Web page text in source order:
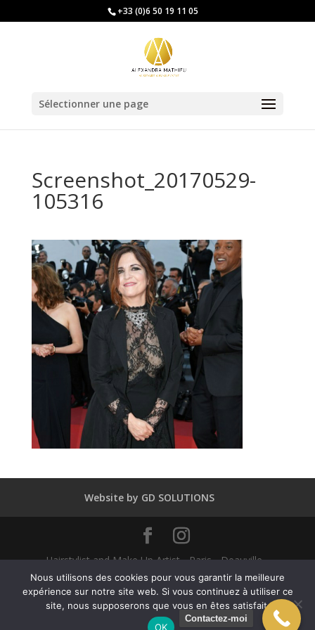
+33 (0)6 50 19 11 05
Sélectionner une page
Screenshot_20170529-
105316
Website by GD SOLUTIONS
Hairstylist and Make Up Artist - Paris - Deauville -
Dubaï - New York - Alexandra Mathieu 2025
Contactez-moi
English(Anglais) Français
Nous utilisons des cookies pour vous garantir la meilleure
expérience sur notre site web. Si vous continuez à utiliser ce
site, nous supposerons que vous en êtes satisfait.
OK